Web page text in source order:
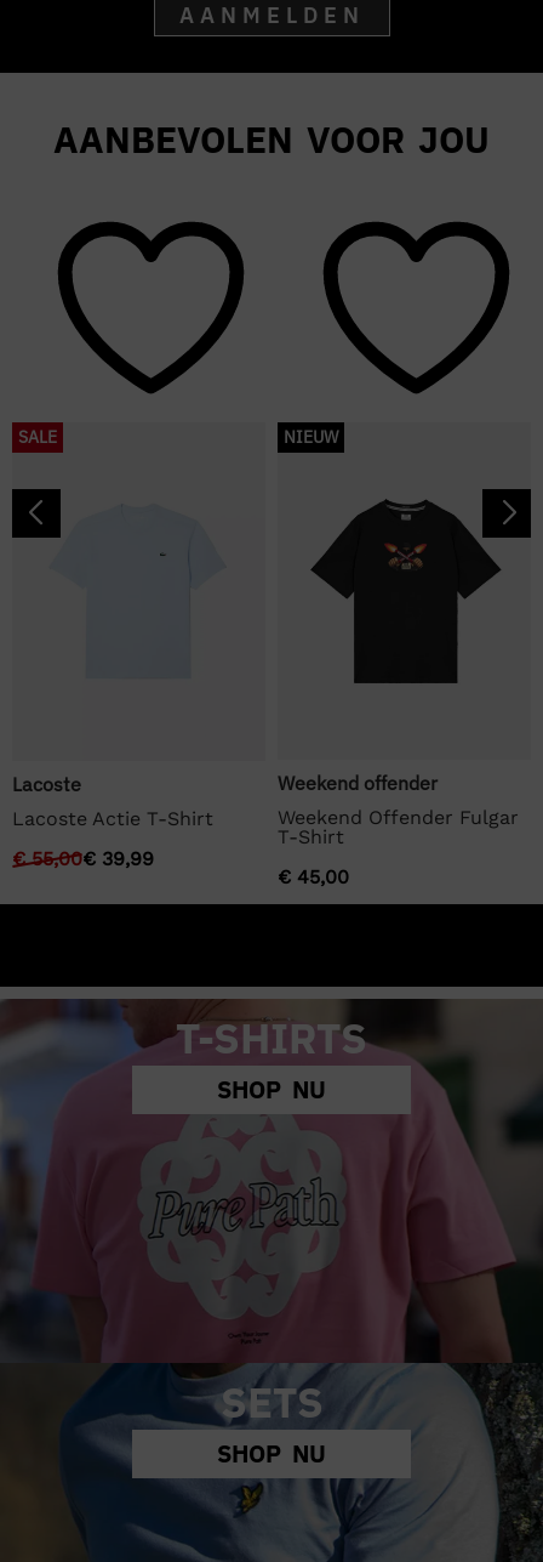
AANMELDEN
AANBEVOLEN VOOR JOU
SALE
Lacoste
Lacoste Actie T-Shirt
€55,00€ 39,99
NIEUW
Weekend offender
Weekend Offender Fulgar
T-Shirt
€ 45,00
T-SHIRTS
SHOP NU
SETS
SHOP NU